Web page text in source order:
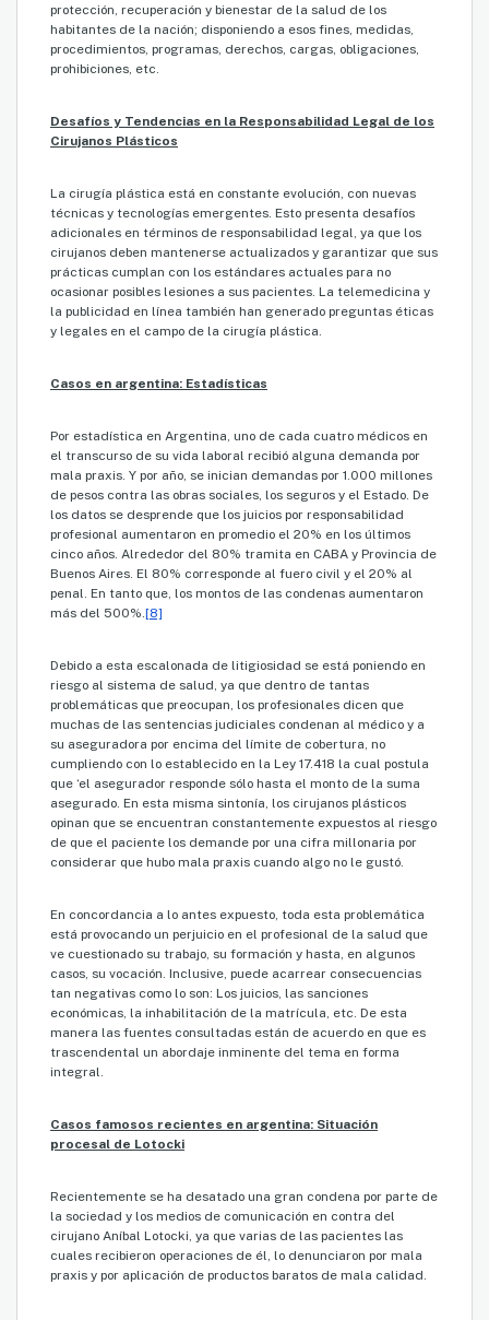
protección, recuperación y bienestar de la salud de los
habitantes de la nación; disponiendo a esos fines, medidas,
procedimientos, programas, derechos, cargas, obligaciones,
prohibiciones, etc.
Desafíos y Tendencias en la Responsabilidad Legal de los
Cirujanos Plásticos
La cirugía plástica está en constante evolución, con nuevas
técnicas y tecnologías emergentes. Esto presenta desafíos
adicionales en términos de responsabilidad legal, ya que los
cirujanos deben mantenerse actualizados y garantizar que sus
prácticas cumplan con los estándares actuales para no
ocasionar posibles lesiones a sus pacientes. La telemedicina y
la publicidad en línea también han generado preguntas éticas
y legales en el campo de la cirugía plástica.
Casos en argentina: Estadísticas
Por estadística en Argentina, uno de cada cuatro médicos en
el transcurso de su vida laboral recibió alguna demanda por
mala praxis. Y por año, se inician demandas por 1.000 millones
de pesos contra las obras sociales, los seguros y el Estado. De
los datos se desprende que los juicios por responsabilidad
profesional aumentaron en promedio el 20% en los últimos
cinco años. Alrededor del 80% tramita en CABA y Provincia de
Buenos Aires. El 80% corresponde al fuero civil y el 20% al
penal. En tanto que, los montos de las condenas aumentaron
más del 500%. [8]
Debido a esta escalonada de litigiosidad se está poniendo en
riesgo al sistema de salud, ya que dentro de tantas
problemáticas que preocupan, los profesionales dicen que
muchas de las sentencias judiciales condenan al médico y a
su aseguradora por encima del límite de cobertura, no
cumpliendo con lo establecido en la Ley 17.418 la cual postula
que ‘el asegurador responde sólo hasta el monto de la suma
asegurado. En esta misma sintonía, los cirujanos plásticos
opinan que se encuentran constantemente expuestos al riesgo
de que el paciente los demande por una cifra millonaria por
considerar que hubo mala praxis cuando algo no le gustó.
En concordancia a lo antes expuesto, toda esta problemática
está provocando un perjuicio en el profesional de la salud que
ve cuestionado su trabajo, su formación y hasta, en algunos
casos, su vocación. Inclusive, puede acarrear consecuencias
tan negativas como lo son: Los juicios, las sanciones
económicas, la inhabilitación de la matrícula, etc. De esta
manera las fuentes consultadas están de acuerdo en que es
trascendental un abordaje inminente del tema en forma
integral.
Casos famosos recientes en argentina: Situación
procesal de Lotocki
Recientemente se ha desatado una gran condena por parte de
la sociedad y los medios de comunicación en contra del
cirujano Aníbal Lotocki, ya que varias de las pacientes las
cuales recibieron operaciones de él, lo denunciaron por mala
praxis y por aplicación de productos baratos de mala calidad.